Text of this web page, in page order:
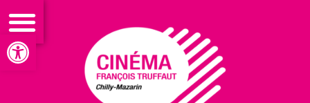
Ouvrir la barre d’outils